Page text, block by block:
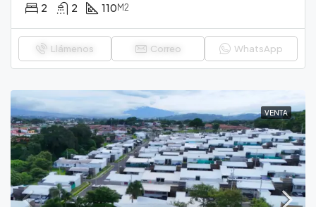
2 2 110M2
Llámenos Correo WhatsApp
VENTA